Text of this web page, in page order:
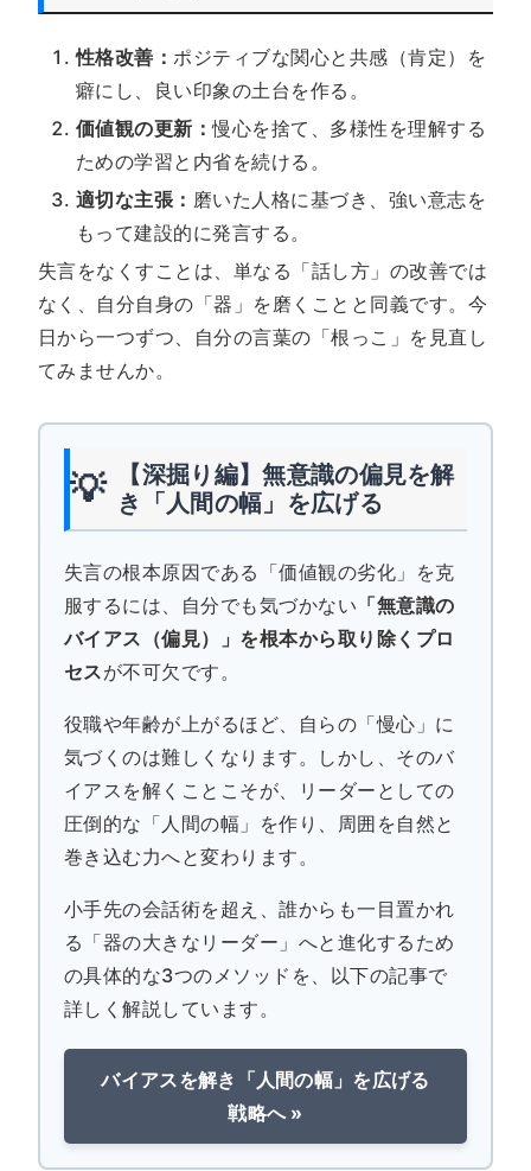
性格改善：ポジティブな関心と共感（肯定）を
癖にし、良い印象の土台を作る。
価値観の更新：慢心を捨て、多様性を理解する
ための学習と内省を続ける。
適切な主張： 磨いた人格に基づき、強い意志を
もって建設的に発言する。
失言をなくすことは、単なる「話し方」の改善では
なく、自分自身の「器」を磨くことと同義です。今
日から一つずつ、自分の言葉の「根っこ」を見直し
てみませんか。
💡
【深掘り編】無意識の偏見を解
き「人間の幅」を広げる
失言の根本原因である「価値観の劣化」を克
服するには、自分でも気づかない 「無意識の
バイアス（偏見）」を根本から取り除くプロ
セスが不可欠です。
役職や年齢が上がるほど、自らの「慢心」に
気づくのは難しくなります。しかし、そのバ
イアスを解くことこそが、リーダーとしての
圧倒的な「人間の幅」を作り、周囲を自然と
巻き込む力へと変わります。
小手先の会話術を超え、誰からも一目置かれ
る「器の大きなリーダー」へと進化するため
の具体的な3つのメソッドを、以下の記事で
詳しく解説しています。
バイアスを解き「人間の幅」を広げる
戦略へ »